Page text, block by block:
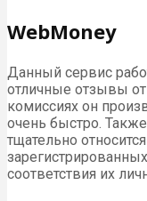
WebMoney
Данный сервис
отличные отзывы
комиссиях он
очень быстро.
тщательно
соответствия их